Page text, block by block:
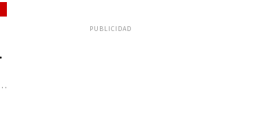
PUBLICIDAD